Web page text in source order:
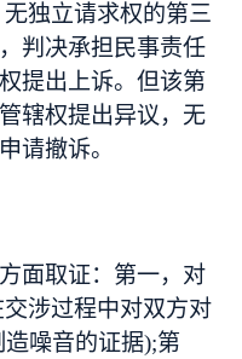
独立请求权的第三
判决承担民事责任
提出上诉。但该第
辖权提出异议，无
请撤诉。
面取证：第一，对
涉过程中对双方对
噪音的证据);第